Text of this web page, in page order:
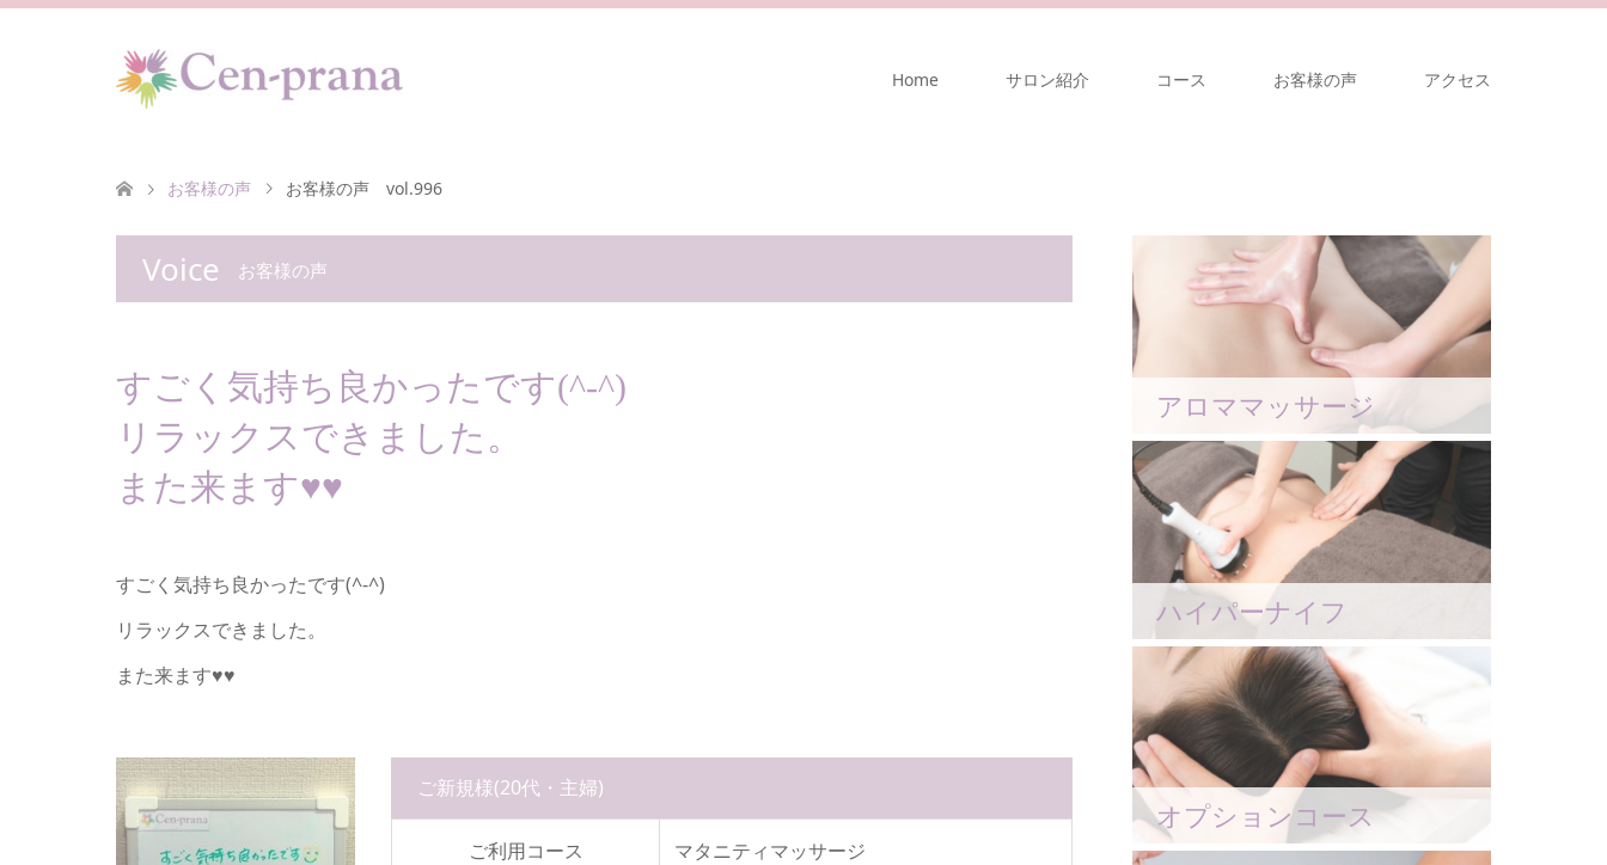
Home サロン紹介 コース お客様の声 アクセス
お客様の声 お客様の声 vol.996
Voice お客様の声
すごく気持ち良かったです(^-^)
リラックスできました。
また来ます♥♥
すごく気持ち良かったです(^-^)
リラックスできました。
また来ます♥♥
ご新規様(20代・主婦)
ご利用コース マタニティマッサージ
アロママッサージ
ハイパーナイフ
オプションコース